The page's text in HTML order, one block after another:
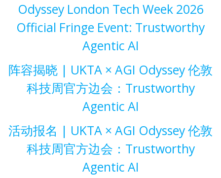
Odyssey London Tech Week 2026
Official Fringe Event: Trustworthy
Agentic AI
阵容揭晓 | UKTA × AGI Odyssey 伦敦
科技周官方边会：Trustworthy
Agentic AI
活动报名 | UKTA × AGI Odyssey 伦敦
科技周官方边会：Trustworthy
Agentic AI